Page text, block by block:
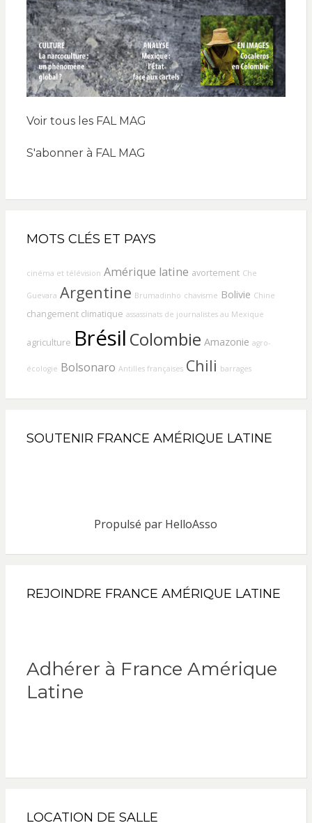
Voir tous les FAL MAG
S'abonner à FAL MAG
MOTS CLÉS ET PAYS
cinéma et télévision Amérique latine avortement Che
Guevara Argentine Brumadinho chavisme Bolivie Chine
changement climatique assassinats de journalistes au Mexique
agriculture Brésil Colombie Amazonie agro-
écologie Bolsonaro Antilles françaises Chili barrages
SOUTENIR FRANCE AMÉRIQUE LATINE
Propulsé par HelloAsso
REJOINDRE FRANCE AMÉRIQUE LATINE
Adhérer à France Amérique
Latine
LOCATION DE SALLE